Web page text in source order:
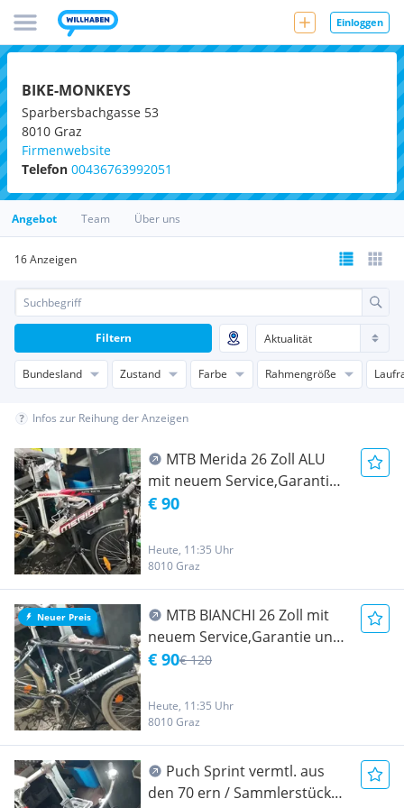
Einloggen
BIKE-MONKEYS
Sparbersbachgasse 53
8010 Graz
Firmenwebsite
Telefon 00436763992051
Angebot Team Über uns
16 Anzeigen
Bundesland Zustand Farbe Rahmengröße
Filtern
Infos zur Reihung der Anzeigen
MTB Merida 26 Zoll ALU
mit neuem Service,Garantie
und Beleg,Gereinigt,Poliert
€ 90
Heute, 11:35 Uhr
8010 Graz
Neuer Preis
MTB BIANCHI 26 Zoll mit
neuem Service,Garantie und
Beleg,Gereinigt,Poliert und
€ 90€ 120
Heute, 11:35 Uhr
8010 Graz
Puch Sprint vermtl. aus
den 70 ern / Sammlerstück